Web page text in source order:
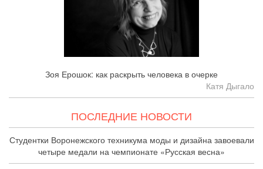
Зоя Ерошок: как раскрыть человека в очерке
Катя Дыгало
ПОСЛЕДНИЕ НОВОСТИ
Студентки Воронежского техникума моды и дизайна завоевали
четыре медали на чемпионате «Русская весна»